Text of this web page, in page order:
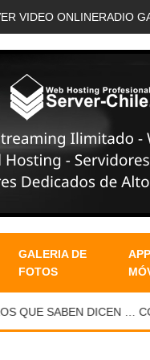
VIDEO ONLINERADIO
GALERIA DE
FOTOS
APP
SABEN DICEN … CON